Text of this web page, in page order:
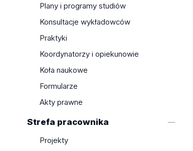
Plany i programy studiów
Konsultacje wykładowców
Praktyki
Koordynatorzy i opiekunowie
Koła naukowe
Formularze
Akty prawne
Strefa pracownika
Projekty